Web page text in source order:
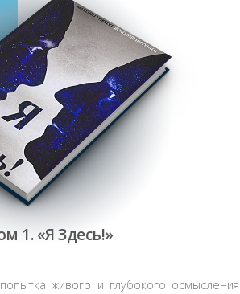
1. «Я Здесь!»
живого и глубокого осмысления